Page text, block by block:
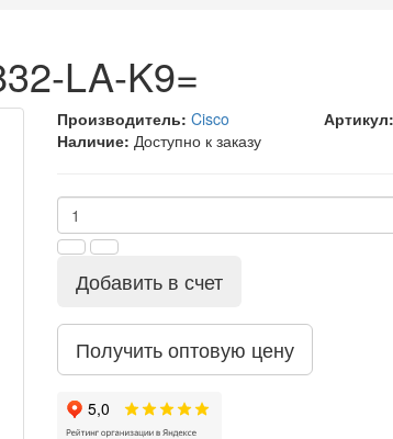
LA-K9=
Производитель: Cisco
Наличие: Доступно к заказу
Добавить в счет
Получить оптовую цену